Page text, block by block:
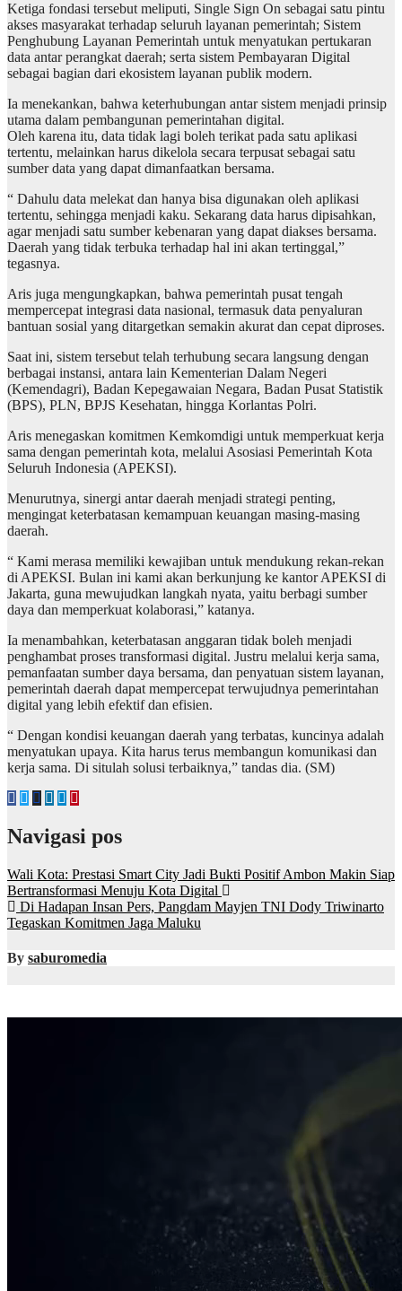
Ketiga fondasi tersebut meliputi, Single Sign On sebagai satu pintu
akses masyarakat terhadap seluruh layanan pemerintah; Sistem
Penghubung Layanan Pemerintah untuk menyatukan pertukaran
data antar perangkat daerah; serta sistem Pembayaran Digital
sebagai bagian dari ekosistem layanan publik modern.
Ia menekankan, bahwa keterhubungan antar sistem menjadi prinsip
utama dalam pembangunan pemerintahan digital.
Oleh karena itu, data tidak lagi boleh terikat pada satu aplikasi
tertentu, melainkan harus dikelola secara terpusat sebagai satu
sumber data yang dapat dimanfaatkan bersama.
“ Dahulu data melekat dan hanya bisa digunakan oleh aplikasi
tertentu, sehingga menjadi kaku. Sekarang data harus dipisahkan,
agar menjadi satu sumber kebenaran yang dapat diakses bersama.
Daerah yang tidak terbuka terhadap hal ini akan tertinggal,”
tegasnya.
Aris juga mengungkapkan, bahwa pemerintah pusat tengah
mempercepat integrasi data nasional, termasuk data penyaluran
bantuan sosial yang ditargetkan semakin akurat dan cepat diproses.
Saat ini, sistem tersebut telah terhubung secara langsung dengan
berbagai instansi, antara lain Kementerian Dalam Negeri
(Kemendagri), Badan Kepegawaian Negara, Badan Pusat Statistik
(BPS), PLN, BPJS Kesehatan, hingga Korlantas Polri.
Aris menegaskan komitmen Kemkomdigi untuk memperkuat kerja
sama dengan pemerintah kota, melalui Asosiasi Pemerintah Kota
Seluruh Indonesia (APEKSI).
Menurutnya, sinergi antar daerah menjadi strategi penting,
mengingat keterbatasan kemampuan keuangan masing-masing
daerah.
“ Kami merasa memiliki kewajiban untuk mendukung rekan-rekan
di APEKSI. Bulan ini kami akan berkunjung ke kantor APEKSI di
Jakarta, guna mewujudkan langkah nyata, yaitu berbagi sumber
daya dan memperkuat kolaborasi,” katanya.
Ia menambahkan, keterbatasan anggaran tidak boleh menjadi
penghambat proses transformasi digital. Justru melalui kerja sama,
pemanfaatan sumber daya bersama, dan penyatuan sistem layanan,
pemerintah daerah dapat mempercepat terwujudnya pemerintahan
digital yang lebih efektif dan efisien.
“ Dengan kondisi keuangan daerah yang terbatas, kuncinya adalah
menyatukan upaya. Kita harus terus membangun komunikasi dan
kerja sama. Di situlah solusi terbaiknya,” tandas dia. (SM)
Navigasi pos
Wali Kota: Prestasi Smart City Jadi Bukti Positif Ambon Makin Siap
Bertransformasi Menuju Kota Digital
Di Hadapan Insan Pers, Pangdam Mayjen TNI Dody Triwinarto
Tegaskan Komitmen Jaga Maluku
By saburomedia